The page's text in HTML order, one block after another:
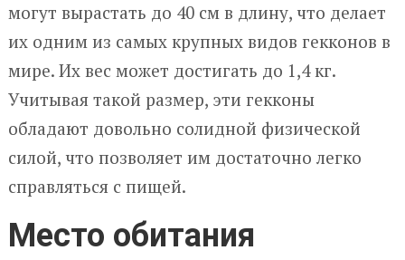
могут вырастать до 40 см в длину, что делает
их одним из самых крупных видов гекконов в
мире. Их вес может достигать до 1,4 кг.
Учитывая такой размер, эти гекконы
обладают довольно солидной физической
силой, что позволяет им достаточно легко
справляться с пищей.
Место обитания